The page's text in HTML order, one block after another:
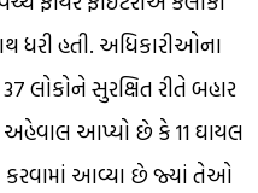
ધરી હતી. અધિકારીઓના
લોકોને સુરક્ષિત રીતે બહાર
અહેવાલ આપ્યો છે કે 11 ઘાયલ
કરવામાં આવ્યા છે જ્યાં તેઓ